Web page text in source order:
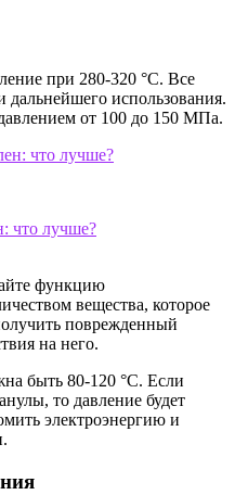
при 280-320 °C. Все
дальнейшего использования.
от 100 до 150 МПа.
что лучше?
функцию
вещества, которое
поврежденный
на него.
быть 80-120 °C. Если
то давление будет
электроэнергию и